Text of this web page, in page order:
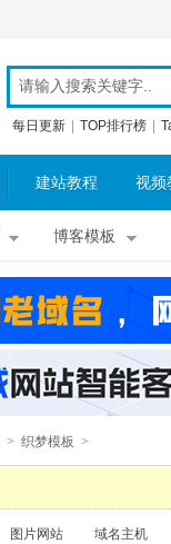
每日更新 TOP排行榜
建站教程 视频
博客模板
> 织梦模板 >
图片网站 域名主机